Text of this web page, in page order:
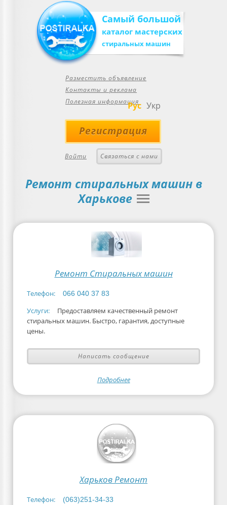
Самый большой
каталог мастерских
стиральных машин
Разместить объявление
Контакты и реклама
Полезная информация
Рус Укр
Регистрация
Войти Связаться с нами
Ремонт стиральных машин в
Харькове
Ремонт Стиральных машин
Телефон: 066 040 37 83
Услуги:
Предоставляем качественный ремонт
стиральных машин. Быстро, гарантия, доступные
цены.
Написать сообщение
Подробнее
Харьков Ремонт
Телефон:
(063)251-34-33